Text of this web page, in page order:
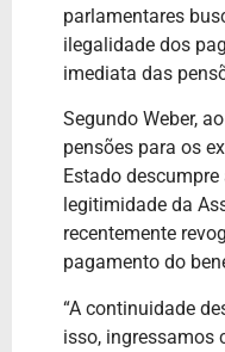
parlamentares
ilegalidade dos
imediata das
Segundo Weber,
pensões para os
Estado
legitimidade da
recentemente
pagamento do
“A continuidade
isso, ingressamos